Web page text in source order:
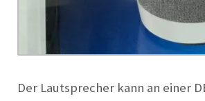
Der Lautsprecher kann an einer